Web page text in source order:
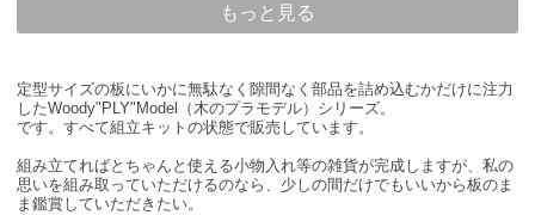
もっと見る
定型サイズの板にいかに無駄なく隙間なく部品を詰め込むかだけに注力
したWoody"PLY"Model（木のプラモデル）シリーズ。
です。すべて組立キットの状態で販売しています。
組み立てればとちゃんと使える小物入れ等の雑貨が完成しますが、私の
思いを組み取っていただけるのなら、少しの間だけでもいいから板のま
ま鑑賞していただきたい。